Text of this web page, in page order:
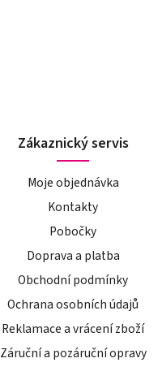
Zákaznický servis
Moje objednávka
Kontakty
Pobočky
Doprava a platba
Obchodní podmínky
Ochrana osobních údajů
Reklamace a vrácení zboží
Záruční a pozáruční opravy